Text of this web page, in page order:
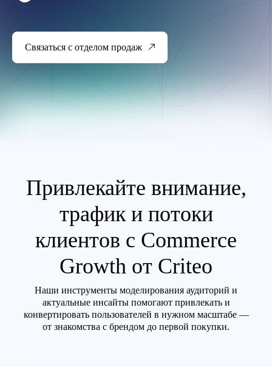
Связаться с отделом продаж
Привлекайте внимание,
трафик и потоки
клиентов с Commerce
Growth от Criteo
Наши инструменты моделирования аудиторий и
актуальные инсайты помогают привлекать и
конвертировать пользователей в нужном масштабе —
от знакомства с брендом до первой покупки.